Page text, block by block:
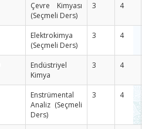
Çevre Kimyası
(Seçmeli Ders)
3 4
Elektrokimya
(Seçmeli Ders)
3 4
Endüstriyel
Kimya
3 4
Enstrümental
Analiz (Seçmeli
Ders)
3 4